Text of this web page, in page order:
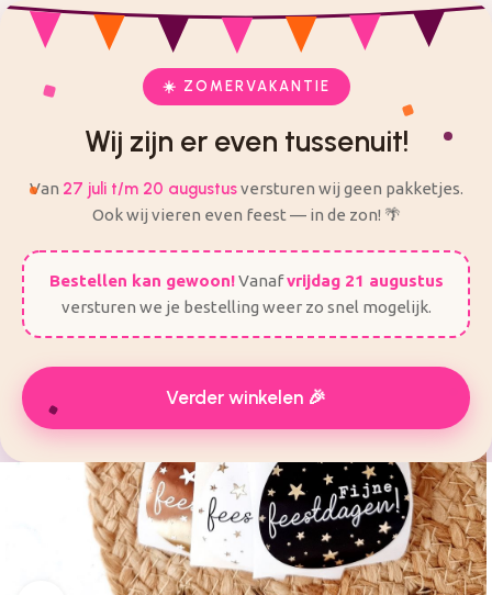
☀️ ZOMERVAKANTIE
Wij zijn er even tussenuit!
Van 27 juli t/m 20 augustusversturen wij geen pakketjes.
Ook wij vieren even feest — in de zon! 🌴
Bestellen kan gewoon!Vanafvrijdag 21 augustus
versturen we je bestelling weer zo snel mogelijk.
Verder winkelen 🎉
checkVeilig en eenvoudig bestellen checkAlles voor je feest op één plek
zijn er even tussenuit! Van 27 Juli t/m 20 augustus worden
er geen bestellingen verzonden.